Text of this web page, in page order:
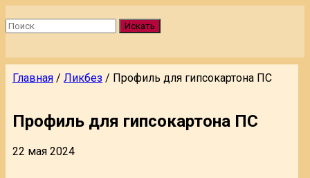
Искать
Главная / Ликбез / Профиль для гипсокартона ПС
Профиль для гипсокартона ПС
22 мая 2024